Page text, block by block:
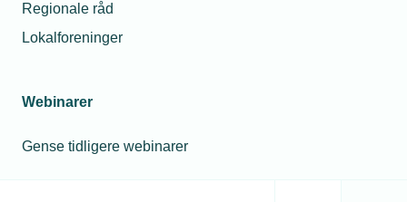
Regionale råd
Lokalforeninger
Webinarer
Gense tidligere webinarer